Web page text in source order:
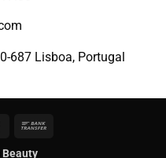
687 Lisboa, Portugal
MasterCard
Beauty